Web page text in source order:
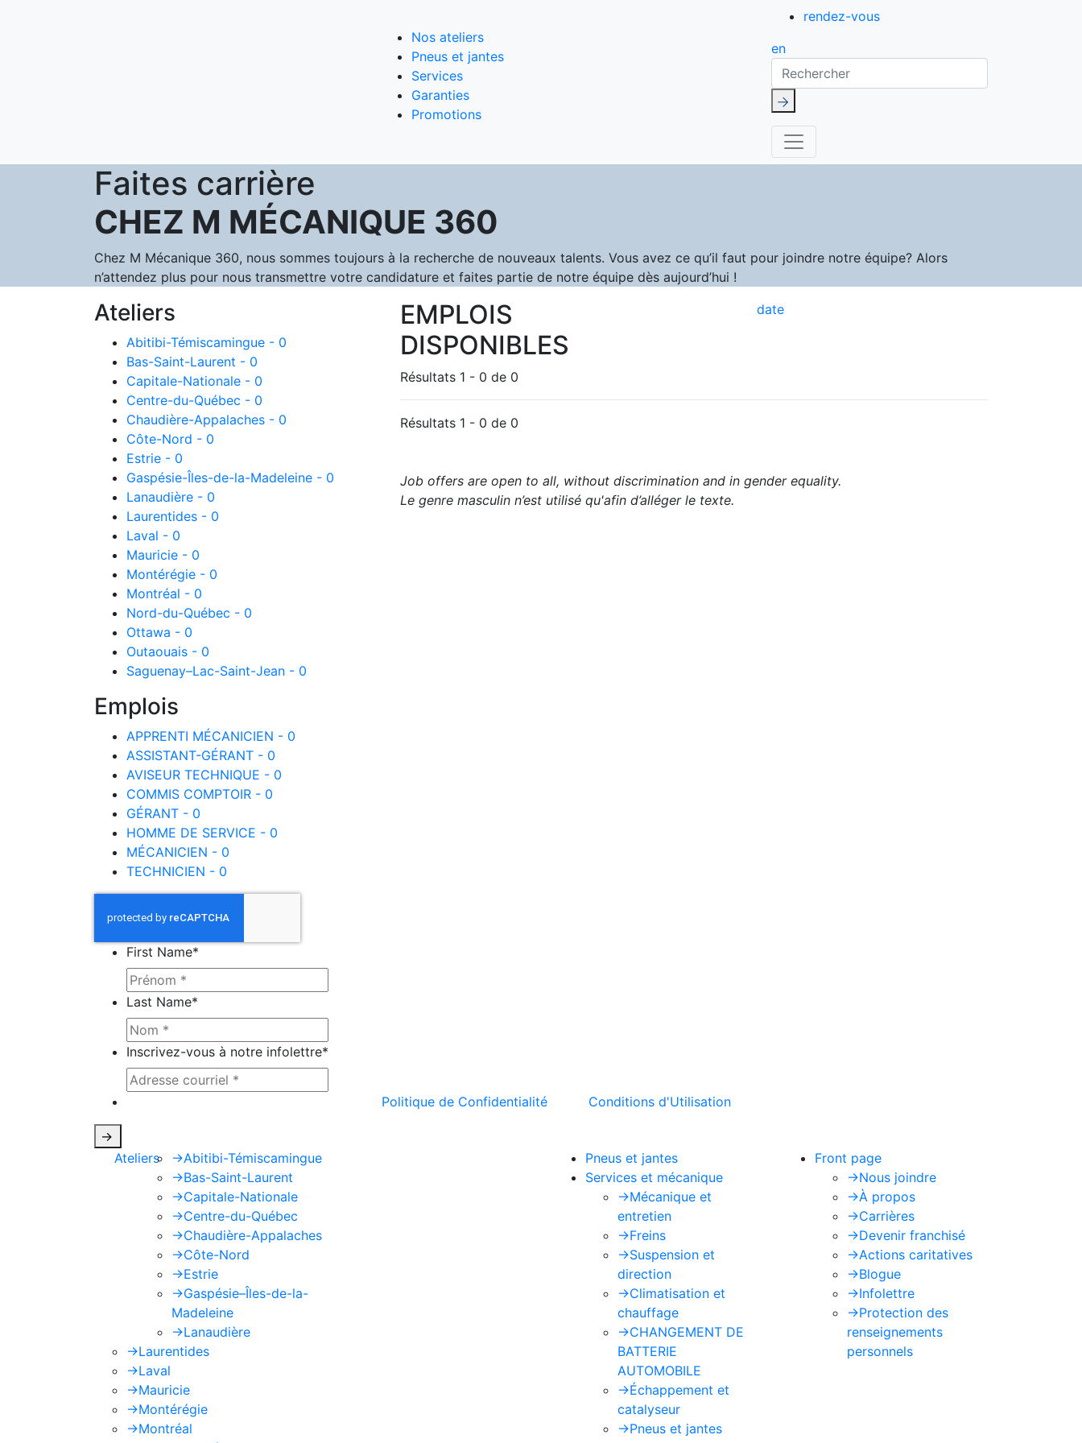
Nos ateliers
Pneus et jantes
Services
Garanties
Promotions
rendez-vous
en
Rechercher
Faites carrière
CHEZ M MÉCANIQUE 360
Chez M Mécanique 360, nous sommes toujours à la recherche de nouveaux talents. Vous avez ce qu’il faut pour joindre notre équipe? Alors
n’attendez plus pour nous transmettre votre candidature et faites partie de notre équipe dès aujourd’hui !
Ateliers
Abitibi-Témiscamingue - 0
Bas-Saint-Laurent - 0
Capitale-Nationale - 0
Centre-du-Québec - 0
Chaudière-Appalaches - 0
Côte-Nord - 0
Estrie - 0
Gaspésie-Îles-de-la-Madeleine - 0
Lanaudière - 0
Laurentides - 0
Laval - 0
Mauricie - 0
Montérégie - 0
Montréal - 0
Nord-du-Québec - 0
Ottawa - 0
Outaouais - 0
Saguenay–Lac-Saint-Jean - 0
Emplois
APPRENTI MÉCANICIEN - 0
ASSISTANT-GÉRANT - 0
AVISEUR TECHNIQUE - 0
COMMIS COMPTOIR - 0
GÉRANT - 0
HOMME DE SERVICE - 0
MÉCANICIEN - 0
TECHNICIEN - 0
EMPLOIS
DISPONIBLES
Résultats 1 - 0 de 0
date
Résultats 1 - 0 de 0
Job offers are open to all, without discrimination and in gender equality.
Le genre masculin n’est utilisé qu'afin d’alléger le texte.
First Name*
Last Name*
Inscrivez-vous à notre infolettre*
Politique de Confidentialité Conditions d'Utilisation
->
Ateliers
->Abitibi-Témiscamingue
->Bas-Saint-Laurent
->Capitale-Nationale
->Centre-du-Québec
->Chaudière-Appalaches
->Côte-Nord
->Estrie
->Gaspésie–Îles-de-la-
Madeleine
->Lanaudière
->Laurentides
->Laval
->Mauricie
->Montérégie
->Montréal
Pneus et jantes
Services et mécanique
->Mécanique et
entretien
->Freins
->Suspension et
direction
->Climatisation et
chauffage
->CHANGEMENT DE
BATTERIE
AUTOMOBILE
->Échappement et
catalyseur
->Pneus et jantes
Front page
->Nous joindre
->À propos
->Carrières
->Devenir franchisé
->Actions caritatives
->Blogue
->Infolettre
->Protection des
renseignements
personnels